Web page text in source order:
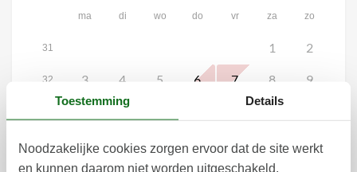
ma di wo do vr za zo
31 1 2
32 3 4 5 6 7 8 9
11
34 17 18 19 20 21 22 23
Toestemming Details
Noodzakelijke cookies zorgen ervoor dat de site werkt
en kunnen daarom niet worden uitgeschakeld.